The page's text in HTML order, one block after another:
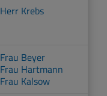
Herr Krebs
Frau Beyer
Frau Hartmann
Frau Kalsow